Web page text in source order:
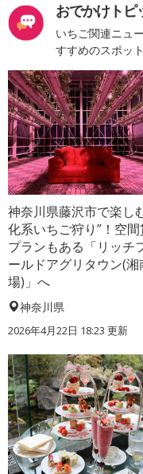
おでかけトピ
いちご関連ニュ
すすめのスポッ
神奈川県藤沢市で楽し
化系いちご狩り”！空間
プランもある「リッチ
ールドアグリタウン(湘
場)」へ
神奈川県
2026年4月22日 18:23 更新